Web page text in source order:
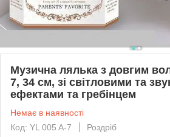
Музична лялька з довгим
7, 34 см, зі світловими та
ефектами та гребінцем
Немає в наявності
Код: YL 005 A-7
Роздріб